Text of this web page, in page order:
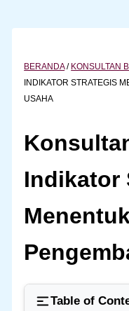
BERANDA/ KONSULTAN
INDIKATOR STRATEGIS
USAHA
Indikator
Table of